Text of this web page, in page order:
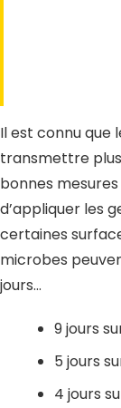
Il est connu que
transmettre
bonnes
d’appliquer les
certaines
microbes
jours…
9 jours
5 jours
4 jours